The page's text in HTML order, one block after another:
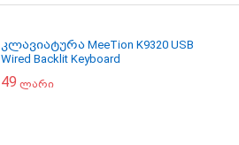
კლავიატურა MeeTion K9320 USB
Wired Backlit Keyboard
49 ლარი